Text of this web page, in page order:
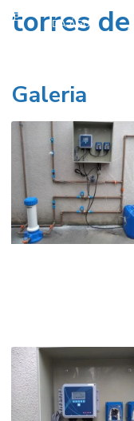
DE
DA ÁGUA
torres
Galeria